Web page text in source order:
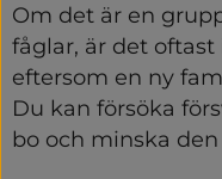
Om det är en
fåglar, är det
eftersom en ny
Du kan försöka
bo och minska